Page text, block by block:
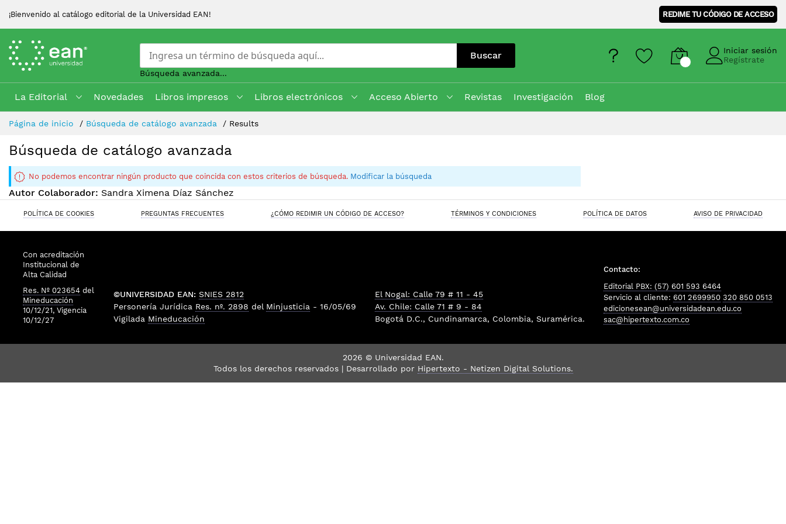
¡Bienvenido al catálogo editorial de la Universidad EAN! REDIME TU CÓDIGO DE ACCESO
Buscar
Búsqueda avanzada...
Iniciar sesión
Regístrate
La Editorial Novedades Libros impresos Libros electrónicos Acceso Abierto Revistas Investigación
Blog
Skip
Content
Página de inicio Búsqueda de catálogo avanzada Results
Búsqueda de catálogo avanzada
No podemos encontrar ningún producto que coincida con estos criterios de búsqueda. Modificar la búsqueda
Autor Colaborador: Sandra Ximena Díaz Sánchez
POLÍTICA DE COOKIES PREGUNTAS FRECUENTES ¿CÓMO REDIMIR UN CÓDIGO DE ACCESO? TÉRMINOS Y CONDICIONES POLÍTICA DE DATOS AVISO DE PRIVACIDAD
Con acreditación
Institucional de
Alta Calidad
Res. Nº 023654 del
Mineducación
10/12/21, Vigencia
10/12/27
©UNIVERSIDAD EAN: SNIES 2812
Personería Jurídica Res. nº. 2898 del Minjusticia - 16/05/69
Vigilada Mineducación
El Nogal: Calle 79 # 11 - 45
Av. Chile: Calle 71 # 9 - 84
Bogotá D.C., Cundinamarca, Colombia, Suramérica.
Contacto:
Editorial PBX: (57) 601 593 6464
Servicio al cliente: 601 2699950 320 850 0513
edicionesean@universidadean.edu.co
sac@hipertexto.com.co
2026 © Universidad EAN.
Todos los derechos reservados | Desarrollado por Hipertexto - Netizen Digital Solutions.